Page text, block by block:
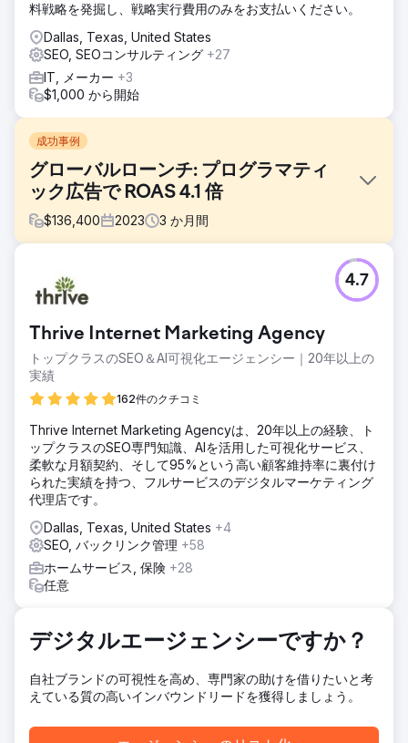
料戦略を発掘し、戦略実行費用のみをお支払いください。
Dallas, Texas, United States
SEO, SEOコンサルティング +27
IT, メーカー +3
$1,000 から開始
成功事例
グローバルローンチ: プログラマティ
ック広告で ROAS 4.1 倍
$136,400 2023 3 か月間
ある高級美容ブランドは、競争の激しい e コマース市場で新
しいフレグランス ラインを立ち上げるという課題に直面して
化し、高い ROAS を達成するために低い CPA を維持する必
要がありました。このブランドは、e コマースの実情をテス
トしながら、コスト効率を確保し、最初の 90 日以内に製品
を成功裏に発売することを目標に、パイロット キャンペーン
の管理について当社の専門知識を求めました。
ソリューション
当社は、ターゲットを絞ったキーワード検索キャンペーン、
高度なリターゲティング、高級小売店の周辺でのジオフェン
シングなど、包括的なマルチチャネル マーケティング戦略を
実施しました。コスト効率を最適化するために、リアルタイ
ムの入札調整と戦略的な予算配分を通じて CPA を綿密に管
理しました。A/B テストやリアルタイム分析などのデータ主
導のアプローチにより、戦略を洗練させることができ、大き
な市場シェアを獲得し、e コマースの大幅なコンバージョン
を促進することができました。
このキャンペーンは 3,040 万回のインプレッションを生み出
し、90 日以内に 9,973 件のオンライン販売を達成し、e コ
マース収益は 523,575 ドルを超えました。業界平均をはるか
に下回る 3.40 ドルという非常に低い CPA を確保し、4.1 倍
の ROAS を達成しました。パイロットの成功により、当社の
全体を委託され、キャンペーンをさらに最適化し、e コマー
Thrive Internet Marketing Agency
トップクラスのSEO＆AI可視化エージェンシー｜20年以上の
実績
162件のクチコミ
4.7
Thrive Internet Marketing Agencyは、20年以上の経験、ト
ップクラスのSEO専門知識、AIを活用した可視化サービス、
柔軟な月額契約、そして95%という高い顧客維持率に裏付け
られた実績を持つ、フルサービスのデジタルマーケティング
代理店です。
Dallas, Texas, United States +4
SEO, バックリンク管理 +58
ホームサービス, 保険 +28
任意
デジタルエージェンシーですか？
自社ブランドの可視性を高め、専門家の助けを借りたいと考
えている質の高いインバウンドリードを獲得しましょう。